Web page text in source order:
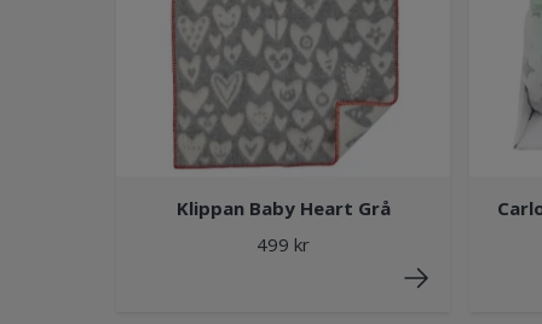
Klippan Baby Heart Grå
499 kr